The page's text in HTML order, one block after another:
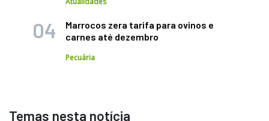
Marrocos zera tarifa para ovinos e
carnes até dezembro
Pecuária
Temas nesta notícia